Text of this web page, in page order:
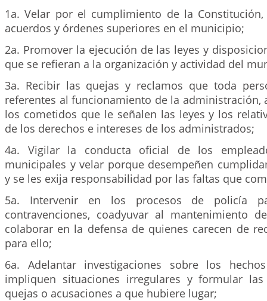
1a. Velar por el cumplimiento de la Constitución,
acuerdos y órdenes superiores en el municipio;
2a. Promover la ejecución de las leyes y
que se refieran a la organización y actividad del
3a. Recibir las quejas y reclamos que toda
referentes al funcionamiento de la administración,
los cometidos que le señalen las leyes y los
de los derechos e intereses de los administrados;
4a. Vigilar la conducta oficial de los
municipales y velar porque desempeñen
y se les exija responsabilidad por las faltas que
5a. Intervenir en los procesos de policía
contravenciones, coadyuvar al mantenimiento
colaborar en la defensa de quienes carecen de
para ello;
6a. Adelantar investigaciones sobre los
impliquen situaciones irregulares y formular las
quejas o acusaciones a que hubiere lugar;